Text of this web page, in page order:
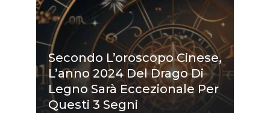
Secondo L’oroscopo Cinese,
L’anno 2024 Del Drago Di
Legno Sarà Eccezionale Per
Questi 3 Segni